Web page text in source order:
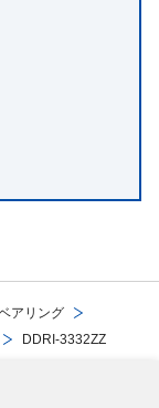
アリング
DDRI-3332ZZ